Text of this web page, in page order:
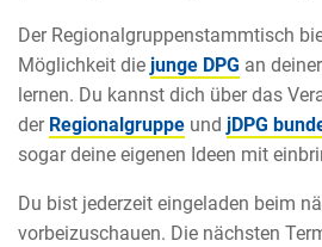
Der Regionalgruppenstammtisch
Möglichkeit die junge DPG an
lernen. Du kannst dich über das
der Regionalgruppe und jDPG
sogar deine eigenen Ideen mit
Du bist jederzeit eingeladen beim
vorbeizuschauen. Die nächsten